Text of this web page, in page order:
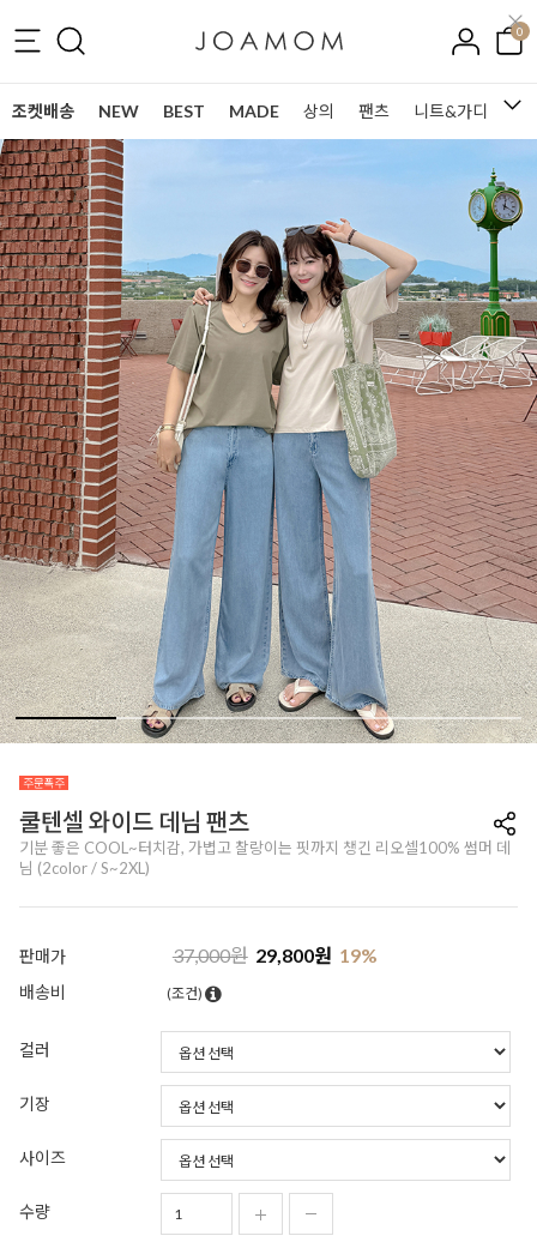
0
조켓배송 NEW BEST MADE 상의 팬츠 니트&가디건
쿨텐셀 와이드 데님 팬츠
기분 좋은 COOL~터치감, 가볍고 찰랑이는 핏까지 챙긴 리오셀100% 썸머 데
님 (2color / S~2XL)
판매가 37,000원 29,800원 19%
배송비 (조건)
컬러
기장
사이즈
수량